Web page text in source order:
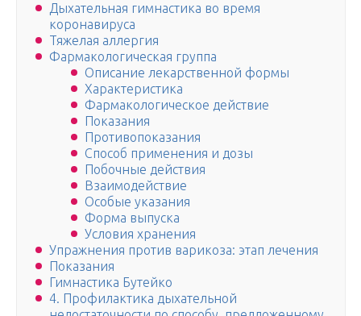
Дыхательная гимнастика во время
коронавируса
Тяжелая аллергия
Фармакологическая группа
Описание лекарственной формы
Характеристика
Фармакологическое действие
Показания
Противопоказания
Способ применения и дозы
Побочные действия
Взаимодействие
Особые указания
Форма выпуска
Условия хранения
Упражнения против варикоза: этап лечения
Показания
Гимнастика Бутейко
4. Профилактика дыхательной